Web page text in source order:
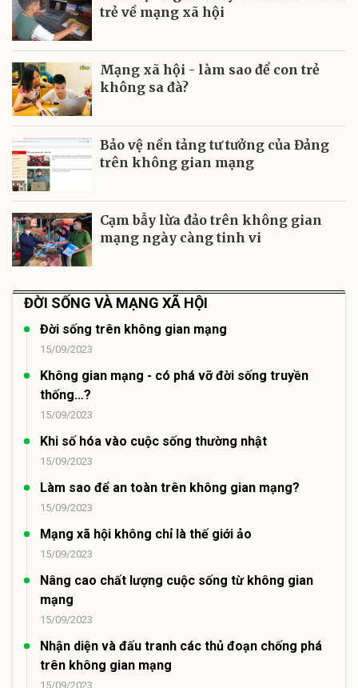
trẻ về mạng xã hội
Mạng xã hội - làm sao để con trẻ
không sa đà?
Bảo vệ nền tảng tư tưởng của Đảng
trên không gian mạng
Cạm bẫy lừa đảo trên không gian
mạng ngày càng tinh vi
ĐỜI SỐNG VÀ MẠNG XÃ HỘI
Đời sống trên không gian mạng
15/09/2023
Không gian mạng - có phá vỡ đời sống truyền
thống…?
15/09/2023
Khi số hóa vào cuộc sống thường nhật
15/09/2023
Làm sao để an toàn trên không gian mạng?
15/09/2023
Mạng xã hội không chỉ là thế giới ảo
15/09/2023
Nâng cao chất lượng cuộc sống từ không gian
mạng
15/09/2023
Nhận diện và đấu tranh các thủ đoạn chống phá
trên không gian mạng
15/09/2023